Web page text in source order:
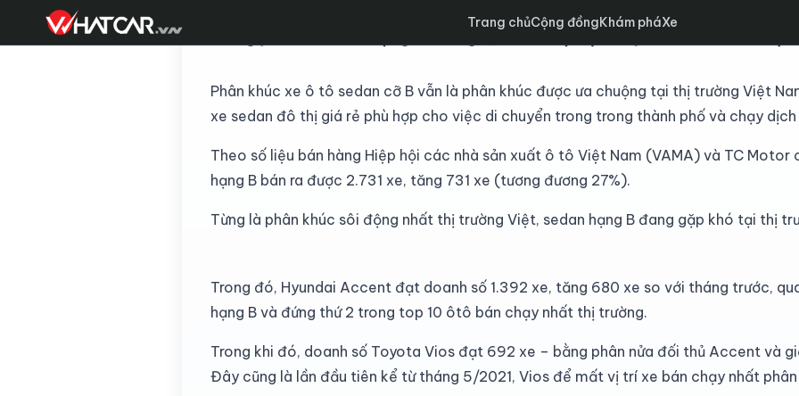
Trang chủCộng đồngKhám pháXe
Trong phân khúc xe hạng B tháng 9/2021, mọi sự chú ý đã đổ dồn vào vị
Phân khúc xe ô tô sedan cỡ B vẫn là phân khúc được ưa chuộng tại thị trường Việt
xe sedan đô thị giá rẻ phù hợp cho việc di chuyển trong trong thành phố và chạy dịch
Theo số liệu bán hàng Hiệp hội các nhà sản xuất ô tô Việt Nam (VAMA) và TC Motor
hạng B bán ra được 2.731 xe, tăng 731 xe (tương đương 27%).
Từng là phân khúc sôi động nhất thị trường Việt, sedan hạng B đang gặp khó tại thị
Trong đó, Hyundai Accent đạt doanh số 1.392 xe, tăng 680 xe so với tháng trước,
hạng B và đứng thứ 2 trong top 10 ôtô bán chạy nhất thị trường.
Trong khi đó, doanh số Toyota Vios đạt 692 xe – bằng phân nửa đối thủ Accent và
Đây cũng là lần đầu tiên kể từ tháng 5/2021, Vios để mất vị trí xe bán chạy nhất